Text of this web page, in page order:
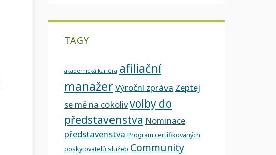
TAGY
akademická kariéra afiliační
manažerVýroční zpráva Zeptej
se mě na cokolivvolby do
představenstva Nominace
představenstva Program certifikovaných
poskytovatelů služeb Community